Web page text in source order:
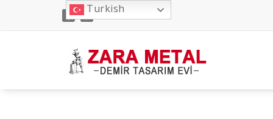
Turkish